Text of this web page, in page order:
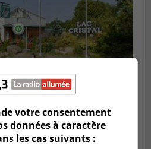
vérifier une grenade
votre consentement
données à caractère
les cas suivants :